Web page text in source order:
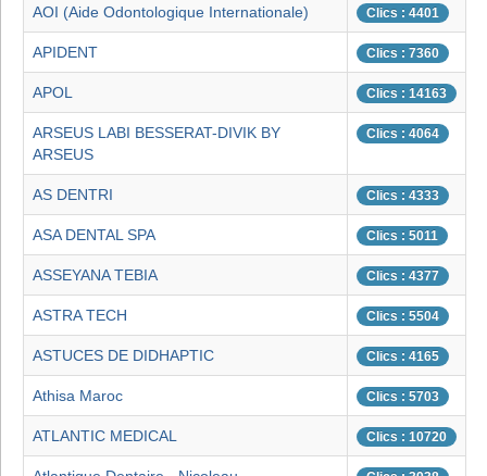
AOI (Aide Odontologique Internationale) Clics : 4401
APIDENT Clics : 7360
APOL Clics : 14163
ARSEUS LABI BESSERAT-DIVIK BY
ARSEUS
Clics : 4064
AS DENTRI Clics : 4333
ASA DENTAL SPA Clics : 5011
ASSEYANA TEBIA Clics : 4377
ASTRA TECH Clics : 5504
ASTUCES DE DIDHAPTIC Clics : 4165
Athisa Maroc Clics : 5703
ATLANTIC MEDICAL Clics : 10720